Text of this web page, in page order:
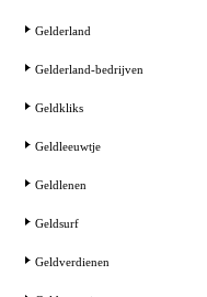
Gelderland
Gelderland-bedrijven
Geldkliks
Geldleeuwtje
Geldlenen
Geldsurf
Geldverdienen